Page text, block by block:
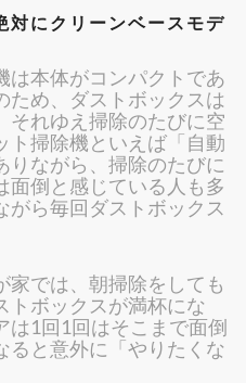
対にクリーンベースモデ
は本体がコンパクトであ
ため、ダストボックスは
それゆえ掃除のたびに空
ト掃除機といえば「自動
りながら、掃除のたびに
面倒と感じている人も多
がら毎回ダストボックス
家では、朝掃除をしても
トボックスが満杯にな
は1回1回はそこまで面倒
ると意外に「やりたくな